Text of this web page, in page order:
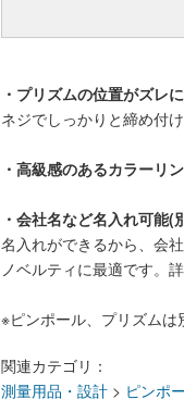
・プリズムの位置がズレ
ネジでしっかりと締め付
・高級感のあるカラーリ
・会社名など名入れ可能(
名入れができるから、会
ノベルティに最適です。
※ピンポール、プリズムは
関連カテゴリ：
測量用品・設計 > ピンポ